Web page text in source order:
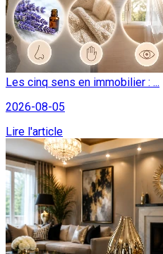
Les cinq sens en immobilier : ...
2026-08-05
Lire l'article